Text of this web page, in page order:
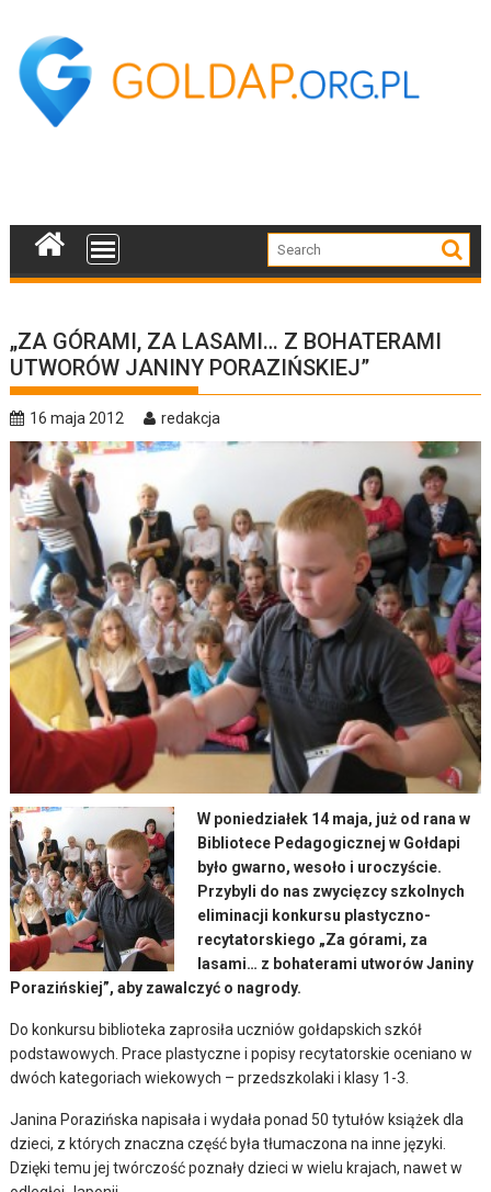
content
„ZA GÓRAMI, ZA LASAMI… Z BOHATERAMI
UTWORÓW JANINY PORAZIŃSKIEJ”
16 maja 2012 redakcja
W poniedziałek 14 maja, już od rana w
Bibliotece Pedagogicznej w Gołdapi
było gwarno, wesoło i uroczyście.
Przybyli do nas zwycięzcy szkolnych
eliminacji konkursu plastyczno-
recytatorskiego „Za górami, za
lasami… z bohaterami utworów Janiny
Porazińskiej”, aby zawalczyć o nagrody.
Do konkursu biblioteka zaprosiła uczniów gołdapskich szkół
podstawowych. Prace plastyczne i popisy recytatorskie oceniano w
dwóch kategoriach wiekowych – przedszkolaki i klasy 1-3.
Janina Porazińska napisała i wydała ponad 50 tytułów książek dla
dzieci, z których znaczna część była tłumaczona na inne języki.
Dzięki temu jej twórczość poznały dzieci w wielu krajach, nawet w